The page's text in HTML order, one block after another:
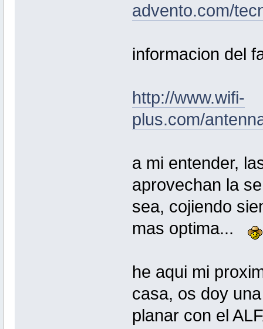
advento.com/
informacion del
http://www.wifi-
plus.com/
a mi entender,
aprovechan la
sea, cojiendo
mas optima...
he aqui mi
casa, os doy
planar con el